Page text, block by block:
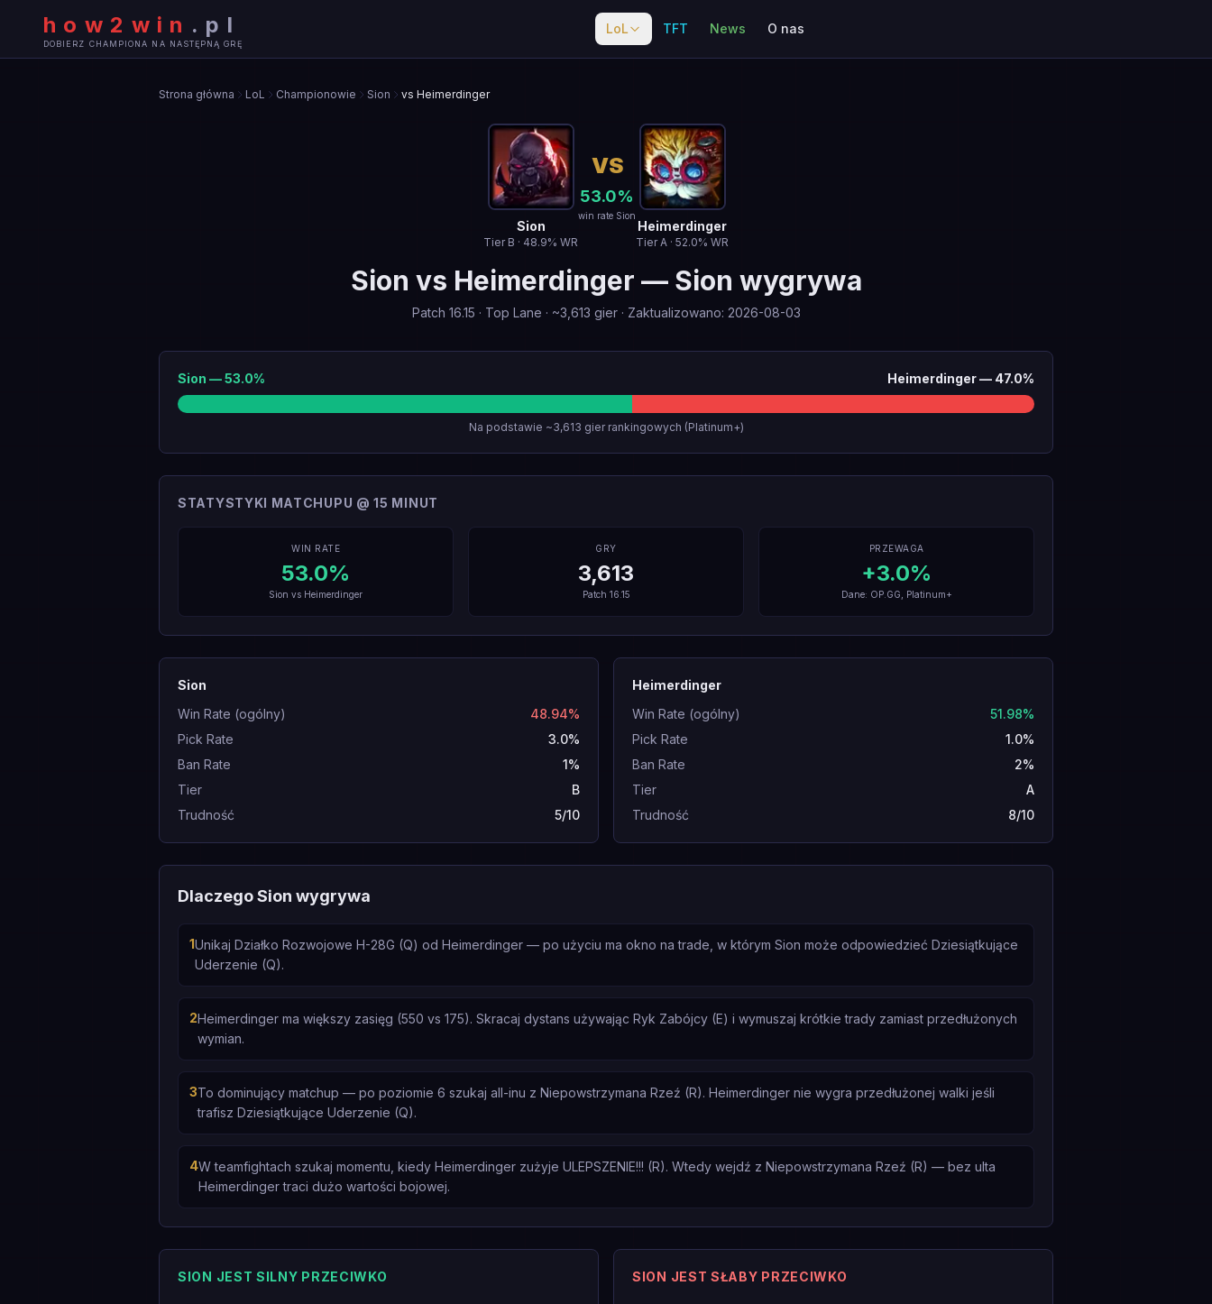
how2win . pl
DOBIERZ CHAMPIONA NA NASTĘPNĄ GRĘ
LoL TFT News O nas
Strona główna LoL Championowie Sion vs Heimerdinger
Sion
Tier B · 48.9% WR
VS
53.0%
win rate Sion
Heimerdinger
TierA · 52.0% WR
Sion vs Heimerdinger — Sion wygrywa
Patch 16.15 · Top Lane · ~3,613 gier· Zaktualizowano: 2026-08-03
Sion —53.0% Heimerdinger— 47.0%
Na podstawie ~3,613 gier rankingowych (Platinum+)
STATYSTYKI MATCHUPU @ 15 MINUT
WIN RATE
53.0%
Sion vs Heimerdinger
GRY
3,613
Patch 16.15
PRZEWAGA
+3.0%
Dane: OP.GG, Platinum+
Sion
Win Rate (ogólny)
48.94%
Pick Rate
3.0%
Ban Rate
1%
Tier
B
Trudność
5/10
Heimerdinger
Win Rate (ogólny)
51.98%
Pick Rate
1.0%
Ban Rate
2%
Tier
A
Trudność
8/10
Dlaczego Sion wygrywa
1Unikaj Działko Rozwojowe H-28G (Q) od Heimerdinger — po użyciu ma okno na trade, w którym Sion może odpowiedzieć Dziesiątkujące
Uderzenie (Q).
2Heimerdinger ma większy zasięg (550 vs 175). Skracaj dystans używając Ryk Zabójcy (E) i wymuszaj krótkie trady zamiast przedłużonych
wymian.
3To dominujący matchup — po poziomie 6 szukaj all-inu z Niepowstrzymana Rzeź (R). Heimerdinger nie wygra przedłużonej walki jeśli
trafisz Dziesiątkujące Uderzenie (Q).
4W teamfightach szukaj momentu, kiedy Heimerdinger zużyje ULEPSZENIE!!! (R). Wtedy wejdź z Niepowstrzymana Rzeź (R) — bez ulta
Heimerdinger traci dużo wartości bojowej.
SION JEST SILNY PRZECIWKO SION JEST SŁABY PRZECIWKO